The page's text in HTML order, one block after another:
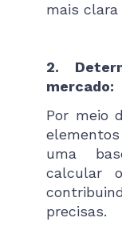
mais clara
2.
mercado:
Por meio
uma
calcular
precisas.